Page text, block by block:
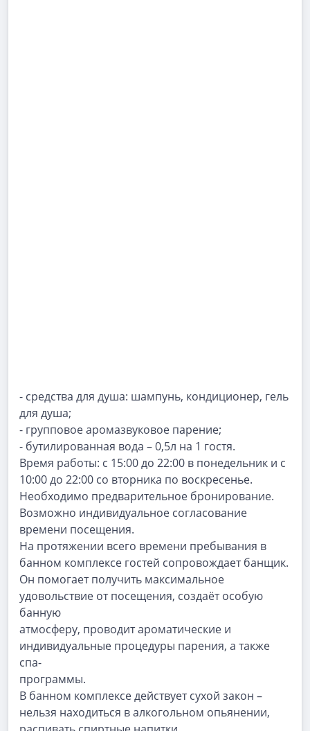
- средства для душа: шампунь, кондиционер, гель
для душа;
- групповое аромазвуковое парение;
- бутилированная вода – 0,5л на 1 гостя.
Время работы: с 15:00 до 22:00 в понедельник и с
10:00 до 22:00 со вторника по воскресенье.
Необходимо предварительное бронирование.
Возможно индивидуальное согласование
времени посещения.
На протяжении всего времени пребывания в
банном комплексе гостей сопровождает банщик.
Он помогает получить максимальное
удовольствие от посещения, создаёт особую
банную
атмосферу, проводит ароматические и
индивидуальные процедуры парения, а также
спа-
программы.
В банном комплексе действует сухой закон –
нельзя находиться в алкогольном опьянении,